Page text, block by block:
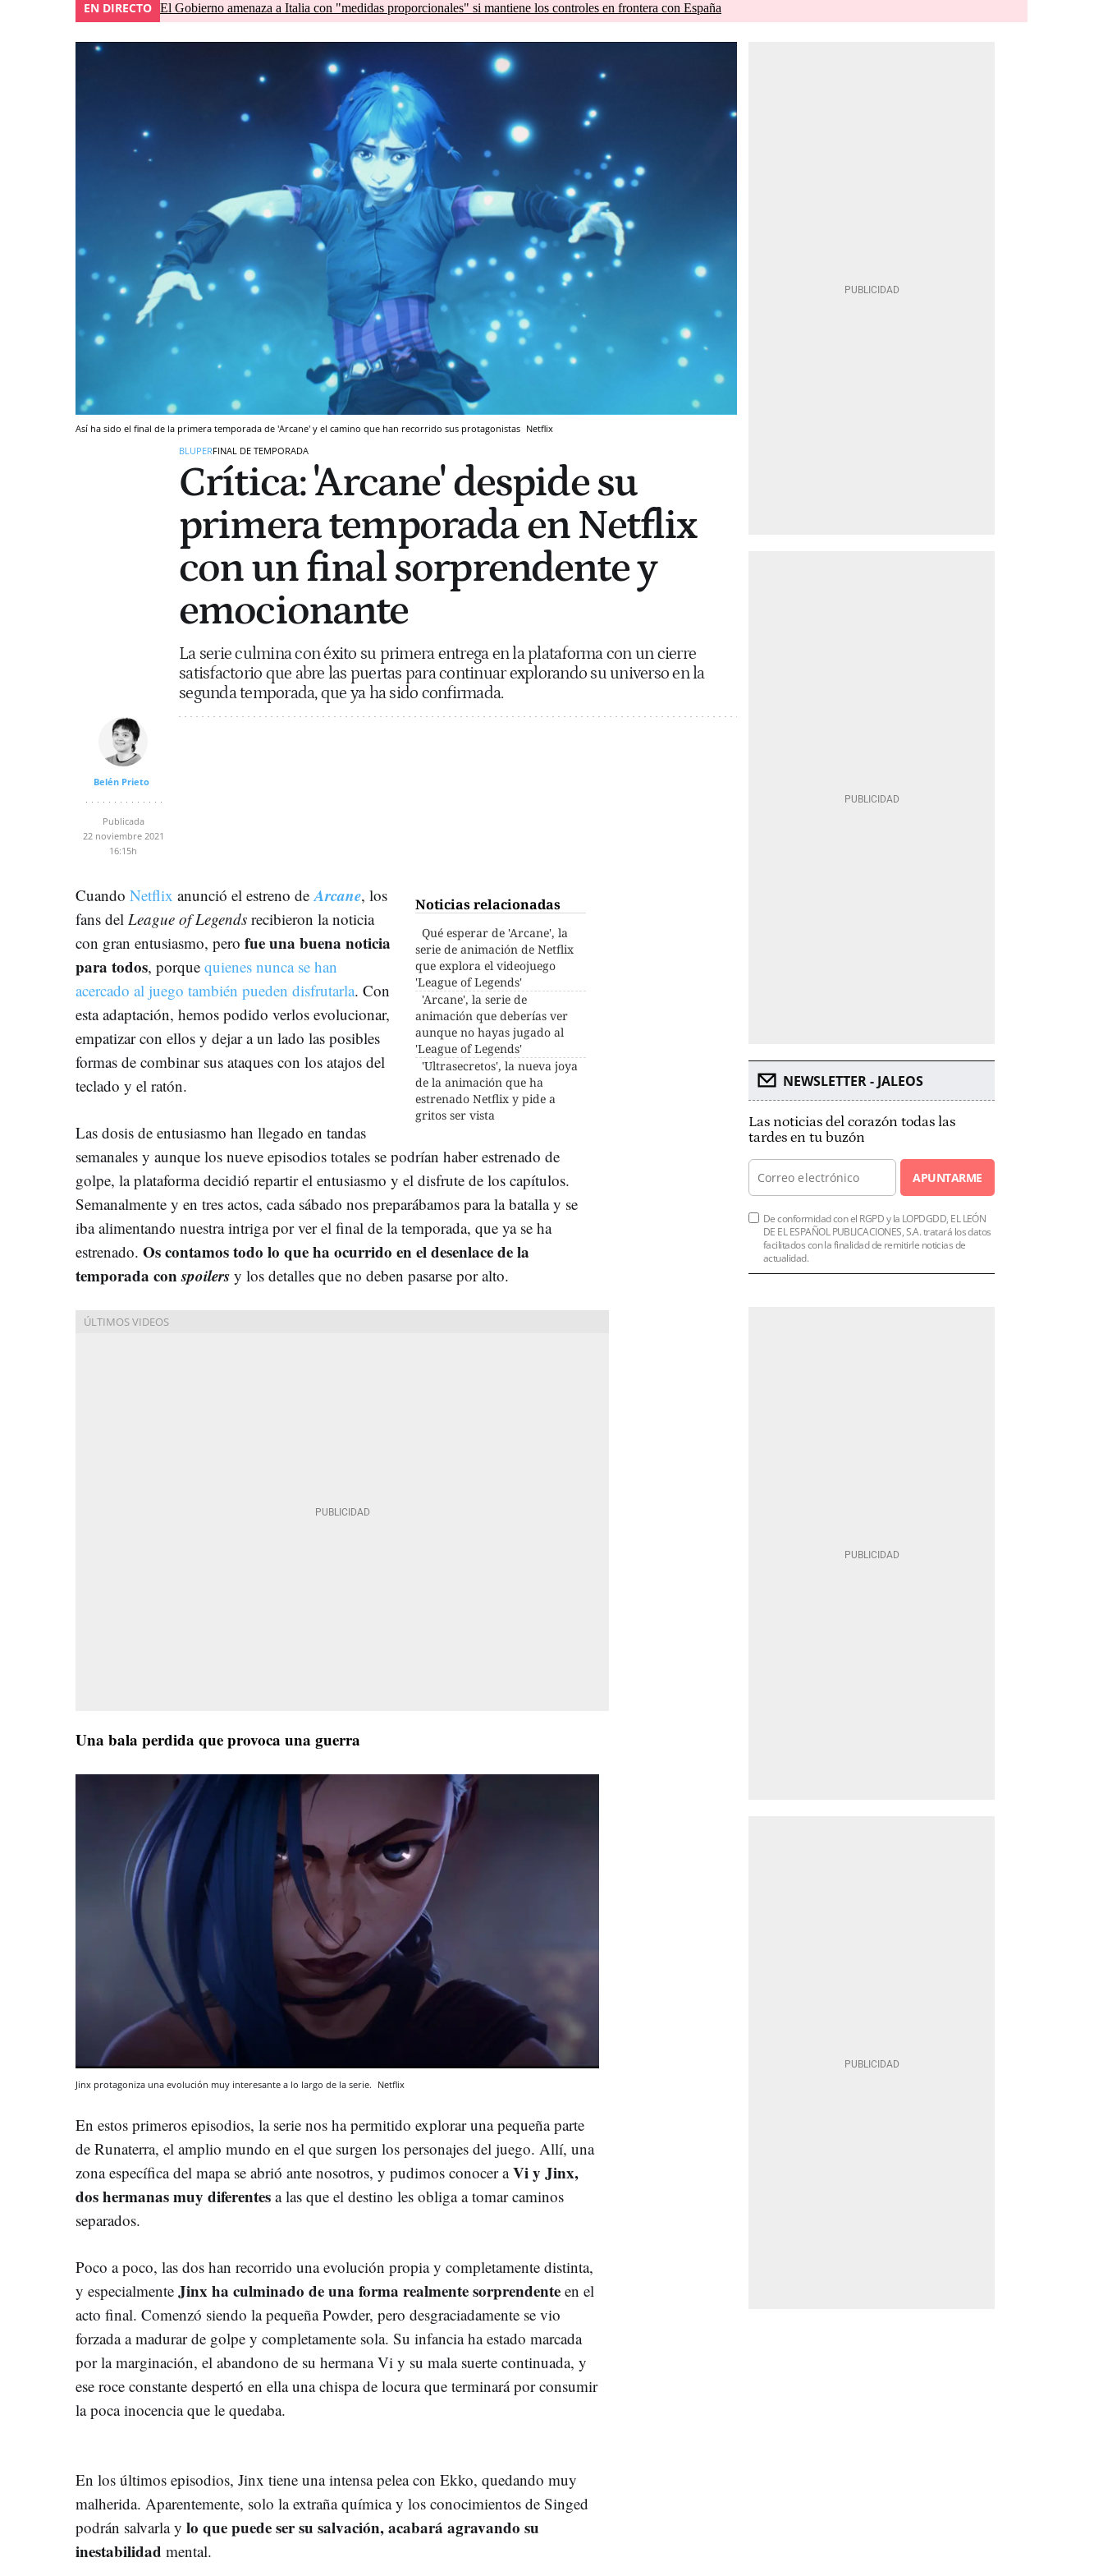
EN DIRECTO El Gobierno amenaza a Italia con "medidas proporcionales" si mantiene los controles en frontera con España
Así ha sido el final de la primera temporada de 'Arcane' y el camino que han recorrido sus protagonistas Netflix
BLUPERFINAL DE TEMPORADA
Crítica: 'Arcane' despide su
primera temporada en Netflix
con un final sorprendente y
emocionante
La serie culmina con éxito su primera entrega en la plataforma con un cierre
satisfactorio que abre las puertas para continuar explorando su universo en la
segunda temporada, que ya ha sido confirmada.
Belén Prieto
Publicada
22 noviembre 2021
16:15h
Noticias relacionadas
Qué esperar de 'Arcane', la
serie de animación de Netflix
que explora el videojuego
'League of Legends'
'Arcane', la serie de
animación que deberías ver
aunque no hayas jugado al
'League of Legends'
'Ultrasecretos', la nueva joya
de la animación que ha
estrenado Netflix y pide a
gritos ser vista
Cuando Netflix anunció el estreno de Arcane, los
fans del League of Legends recibieron la noticia
con gran entusiasmo, pero fue una buena noticia
para todos, porque quienes nunca se han
acercado al juego también pueden disfrutarla. Con
esta adaptación, hemos podido verlos evolucionar,
empatizar con ellos y dejar a un lado las posibles
formas de combinar sus ataques con los atajos del
teclado y el ratón.
Las dosis de entusiasmo han llegado en tandas
semanales y aunque los nueve episodios totales se podrían haber estrenado de
golpe, la plataforma decidió repartir el entusiasmo y el disfrute de los capítulos.
Semanalmente y en tres actos, cada sábado nos preparábamos para la batalla y se
iba alimentando nuestra intriga por ver el final de la temporada, que ya se ha
estrenado. Os contamos todo lo que ha ocurrido en el desenlace de la
temporada conspoilers y los detalles que no deben pasarse por alto.
Una bala perdida que provoca una guerra
Jinx protagoniza una evolución muy interesante a lo largo de la serie. Netflix
En estos primeros episodios, la serie nos ha permitido explorar una pequeña parte
de Runaterra, el amplio mundo en el que surgen los personajes del juego. Allí, una
zona específica del mapa se abrió ante nosotros, y pudimos conocer aVi y Jinx,
dos hermanas muy diferentes a las que el destino les obliga a tomar caminos
separados.
Poco a poco, las dos han recorrido una evolución propia y completamente distinta,
y especialmente Jinx ha culminado de una forma realmente sorprendente en el
acto final. Comenzó siendo la pequeña Powder, pero desgraciadamente se vio
forzada a madurar de golpe y completamente sola. Su infancia ha estado marcada
por la marginación, el abandono de su hermana Vi y su mala suerte continuada, y
ese roce constante despertó en ella una chispa de locura que terminará por consumir
la poca inocencia que le quedaba.
En los últimos episodios, Jinx tiene una intensa pelea con Ekko, quedando muy
malherida. Aparentemente, solo la extraña química y los conocimientos de Singed
podrán salvarla y lo que puede ser su salvación, acabará agravando su
inestabilidad mental.
NEWSLETTER - JALEOS
Las noticias del corazón todas las
tardes en tu buzón
APUNTARME
De conformidad con el RGPD y la LOPDGDD, EL LEÓN
DE EL ESPAÑOL PUBLICACIONES, S.A. tratará los datos
facilitados con la finalidad de remitirle noticias de
actualidad.